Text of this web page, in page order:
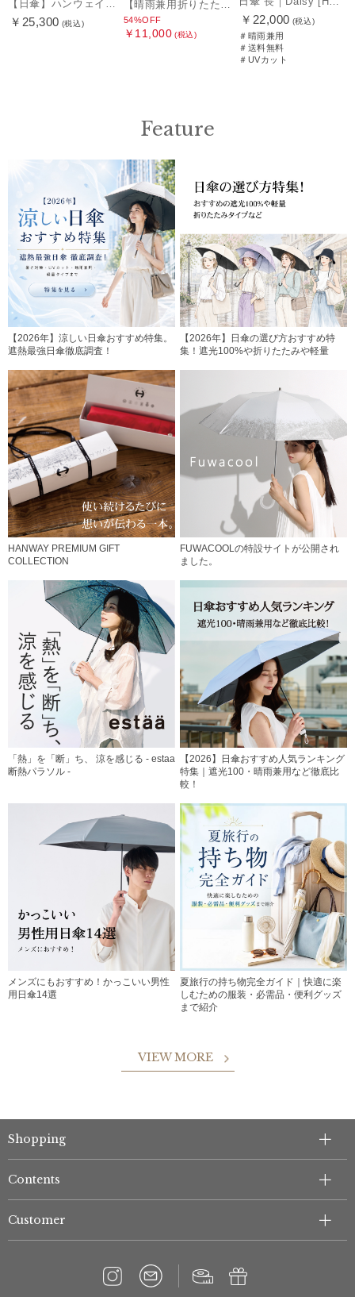
￥25,300 (税込) 54%OFF
￥11,000 (税込)
￥22,000 (税込)
＃晴雨兼用
＃送料無料
＃UVカット
Feature
【2026年】涼しい日傘おすすめ特集。
遮熱最強日傘徹底調査！
【2026年】日傘の選び方おすすめ特
集！遮光100%や折りたたみや軽量
HANWAY PREMIUM GIFT
COLLECTION
FUWACOOLの特設サイトが公開され
ました。
「熱」を「断」ち、 涼を感じる - estaa
断熱パラソル -
【2026】日傘おすすめ人気ランキング
特集｜遮光100・晴雨兼用など徹底比
較！
メンズにもおすすめ！かっこいい男性
用日傘14選
夏旅行の持ち物完全ガイド｜快適に楽
しむための服装・必需品・便利グッズ
まで紹介
VIEW MORE
Shopping
Contents
Customer